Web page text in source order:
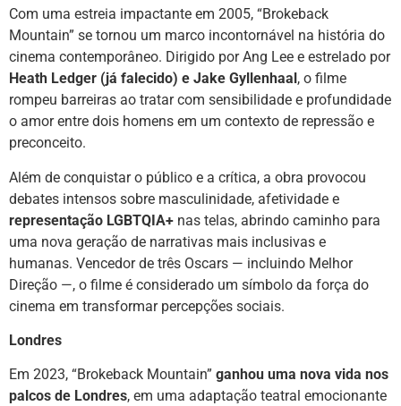
Com uma estreia impactante em 2005, “Brokeback
Mountain” se tornou um marco incontornável na história do
cinema contemporâneo. Dirigido por Ang Lee e estrelado por
Heath Ledger (já falecido) e Jake Gyllenhaal , o filme
rompeu barreiras ao tratar com sensibilidade e profundidade
o amor entre dois homens em um contexto de repressão e
preconceito.
Além de conquistar o público e a crítica, a obra provocou
debates intensos sobre masculinidade, afetividade e
representação LGBTQIA+ nas telas, abrindo caminho para
uma nova geração de narrativas mais inclusivas e
humanas. Vencedor de três Oscars — incluindo Melhor
Direção —, o filme é considerado um símbolo da força do
cinema em transformar percepções sociais.
Londres
Em 2023, “Brokeback Mountain” ganhou uma nova vida nos
palcos de Londres, em uma adaptação teatral emocionante